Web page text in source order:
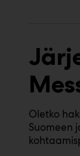
Oletko
Suomeen